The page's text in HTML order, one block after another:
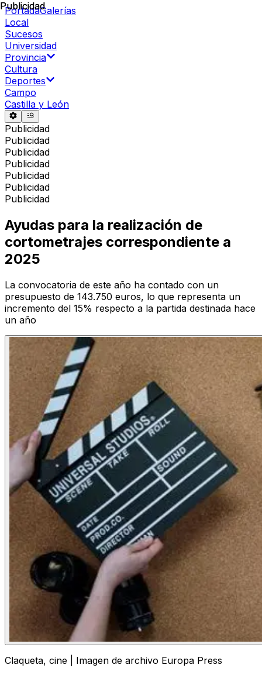
PortadaGalerías
Local
Sucesos
Universidad
Provincia
Cultura
Deportes
Campo
Castilla y León
Publicidad
Publicidad
Publicidad
Publicidad
Publicidad
Publicidad
Publicidad
Publicidad
Ayudas para la realización de
cortometrajes correspondiente a
2025
La convocatoria de este año ha contado con un
presupuesto de 143.750 euros, lo que representa un
incremento del 15% respecto a la partida destinada hace
un año
Claqueta, cine | Imagen de archivo Europa Press
Publicidad